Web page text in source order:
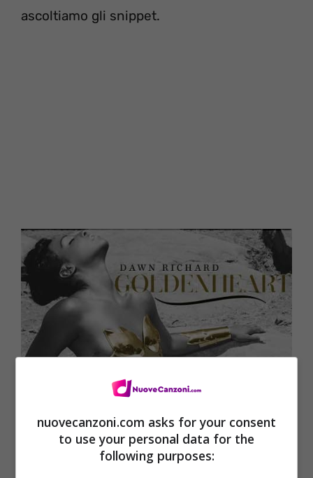
ascoltiamo gli snippet.
nuovecanzoni.com asks for your consent
to use your personal data for the
following purposes: